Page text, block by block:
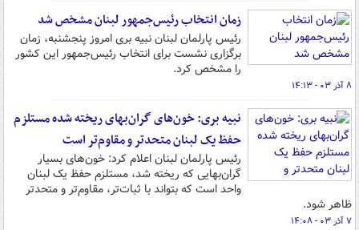
زمان انتخاب رئیس‌جمهور لبنان مشخص شد
رئیس پارلمان لبنان نبیه بری امروز پنجشنبه، زمان
برگزاری نشست برای انتخاب رئیس‌جمهور این کشور
را مشخص کرد.
۸ آذر ۰۳ - ۱۴:۱۳
نبیه بری: خون‌های گران‌بهای ریخته شده مستلزم
حفظ یک لبنان متحدتر و مقاوم‌تر است
رئیس پارلمان لبنان اعلام کرد: خون‌های بسیار
گران‌بهایی که ریخته شد، مستلزم حفظ یک لبنان
واحد است که بتواند با ثبات‌تر، مقاوم‌تر و متحدتر
ظاهر شود.
۷ آذر ۰۳ - ۱۴:۰۸